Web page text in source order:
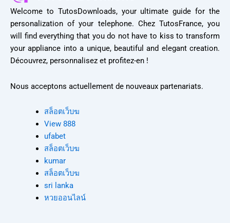
Welcome to TutosDownloads, your ultimate guide for the
personalization of your telephone. Chez TutosFrance, you
will find everything that you do not have to kiss to transform
your appliance into a unique, beautiful and elegant creation.
Découvrez, personnalisez et profitez-en !
Nous acceptons actuellement de nouveaux partenariats.
สล็อตเว็บฆ
View 888
ufabet
สล็อตเว็บฆ
kumar
สล็อตเว็บฆ
sri lanka
หวยออนไลน์